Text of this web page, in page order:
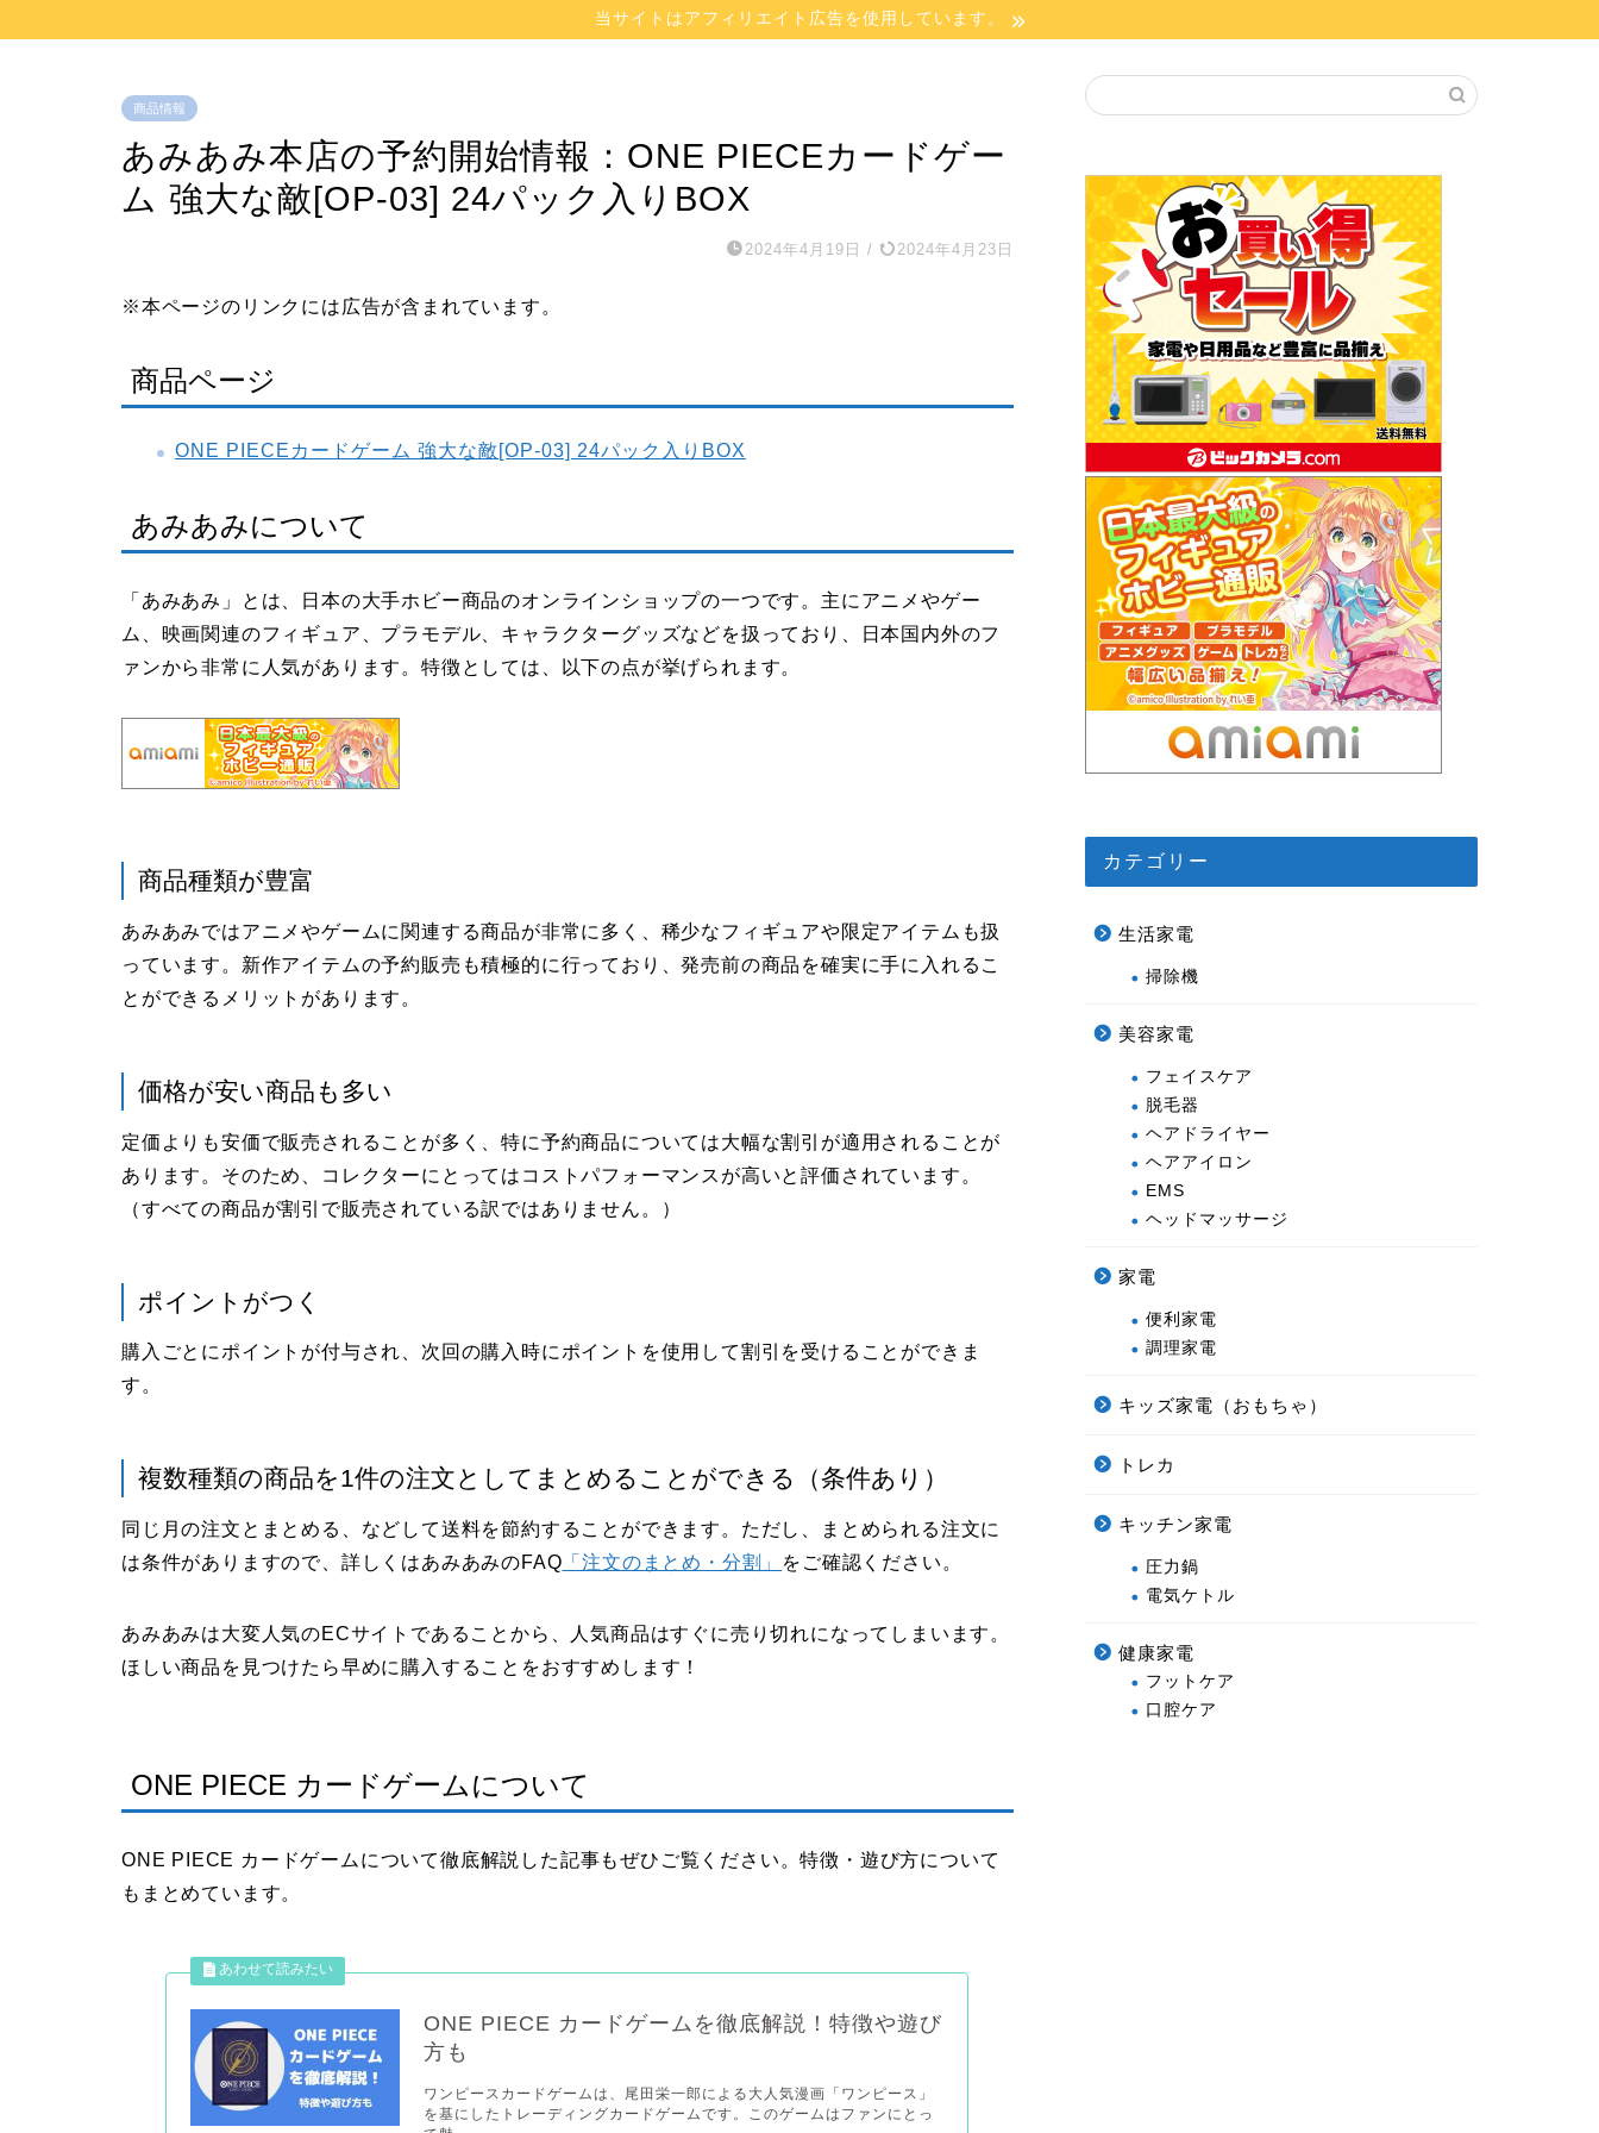
当サイトはアフィリエイト広告を使用しています。
商品情報
あみあみ本店の予約開始情報：ONE PIECEカードゲー
ム 強大な敵[OP-03] 24パック入りBOX
2024年4月19日 / 2024年4月23日
※本ページのリンクには広告が含まれています。
商品ページ
ONE PIECEカードゲーム 強大な敵[OP-03] 24パック入りBOX
あみあみについて
「あみあみ」とは、日本の大手ホビー商品のオンラインショップの一つです。主にアニメやゲー
ム、映画関連のフィギュア、プラモデル、キャラクターグッズなどを扱っており、日本国内外のフ
ァンから非常に人気があります。特徴としては、以下の点が挙げられます。
商品種類が豊富
あみあみではアニメやゲームに関連する商品が非常に多く、稀少なフィギュアや限定アイテムも扱
っています。新作アイテムの予約販売も積極的に行っており、発売前の商品を確実に手に入れるこ
とができるメリットがあります。
価格が安い商品も多い
定価よりも安価で販売されることが多く、特に予約商品については大幅な割引が適用されることが
あります。そのため、コレクターにとってはコストパフォーマンスが高いと評価されています。
（すべての商品が割引で販売されている訳ではありません。）
ポイントがつく
購入ごとにポイントが付与され、次回の購入時にポイントを使用して割引を受けることができま
す。
複数種類の商品を1件の注文としてまとめることができる（条件あり）
同じ月の注文とまとめる、などして送料を節約することができます。ただし、まとめられる注文に
は条件がありますので、詳しくはあみあみのFAQ 「注文のまとめ・分割」 をご確認ください。
あみあみは大変人気のECサイトであることから、人気商品はすぐに売り切れになってしまいます。
ほしい商品を見つけたら早めに購入することをおすすめします！
ONE PIECE カードゲームについて
ONE PIECE カードゲームについて徹底解説した記事もぜひご覧ください。特徴・遊び方について
もまとめています。
ONE PIECE カードゲームを徹底解説！特徴や遊び
方も
ワンピースカードゲームは、尾田栄一郎による大人気漫画「ワンピース」
を基にしたトレーディングカードゲームです。このゲームはファンにとっ
カテゴリー
生活家電
掃除機
美容家電
フェイスケア
脱毛器
ヘアドライヤー
ヘアアイロン
EMS
ヘッドマッサージ
家電
便利家電
調理家電
キッズ家電（おもちゃ）
トレカ
キッチン家電
圧力鍋
電気ケトル
健康家電
フットケア
口腔ケア